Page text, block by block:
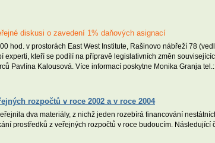
diskusi o zavedení 1% daňových asignací
hod. v prostorách East West Institute, Rašinovo nábřeží 78
experti, kteří se podílí na přípravě legislativních změn
Pavlína Kalousová. Více informací poskytne Monika Granja tel.:
rozpočtů v roce 2002 a v roce 2004
dva materiály, z nichž jeden rozebírá financování
prostředků z veřejných rozpočtů v roce budoucím. Následující